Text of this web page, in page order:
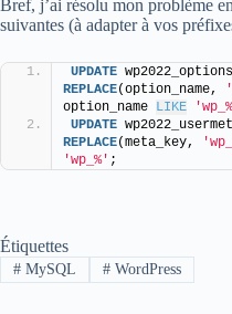
Bref, j’ai résolu mon problème
suivantes (à adapter à vos
UPDATE wp2022_options
REPLACE(option_name,
option_name LIKE
UPDATE
REPLACE(meta_key,
'wp_%' ;
Étiquettes
#MySQL #WordPress